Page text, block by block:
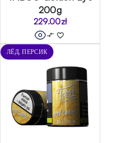
200g
229.00zł
ЛЁД, ПЕРСИК